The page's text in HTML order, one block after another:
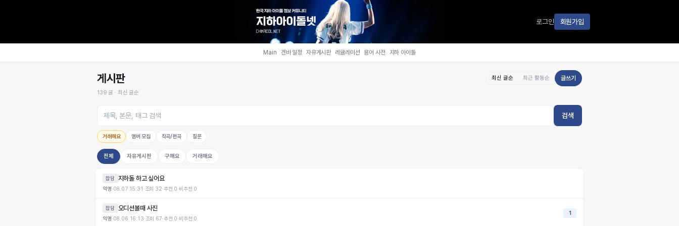
로그인 회원가입
Main 겐바 일정 자유게시판 레귤레이션 용어 사전 지하 아이돌
게시판
139 글 · 최신 글순
최신 글순 최근 활동순 글쓰기
검색
거래해요 멤버 모집 작곡/편곡 질문
전체 자유게시판 구해요 거래해요
잡담 지하돌 하고 싶어요
익명·08.07 15:31 ·조회 32·추천 0·비추천 0
잡담 오디션볼때 사진
익명·08.06 16:13·조회 67·추천 0·비추천 0
1